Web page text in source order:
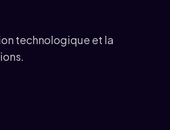
technologique et la